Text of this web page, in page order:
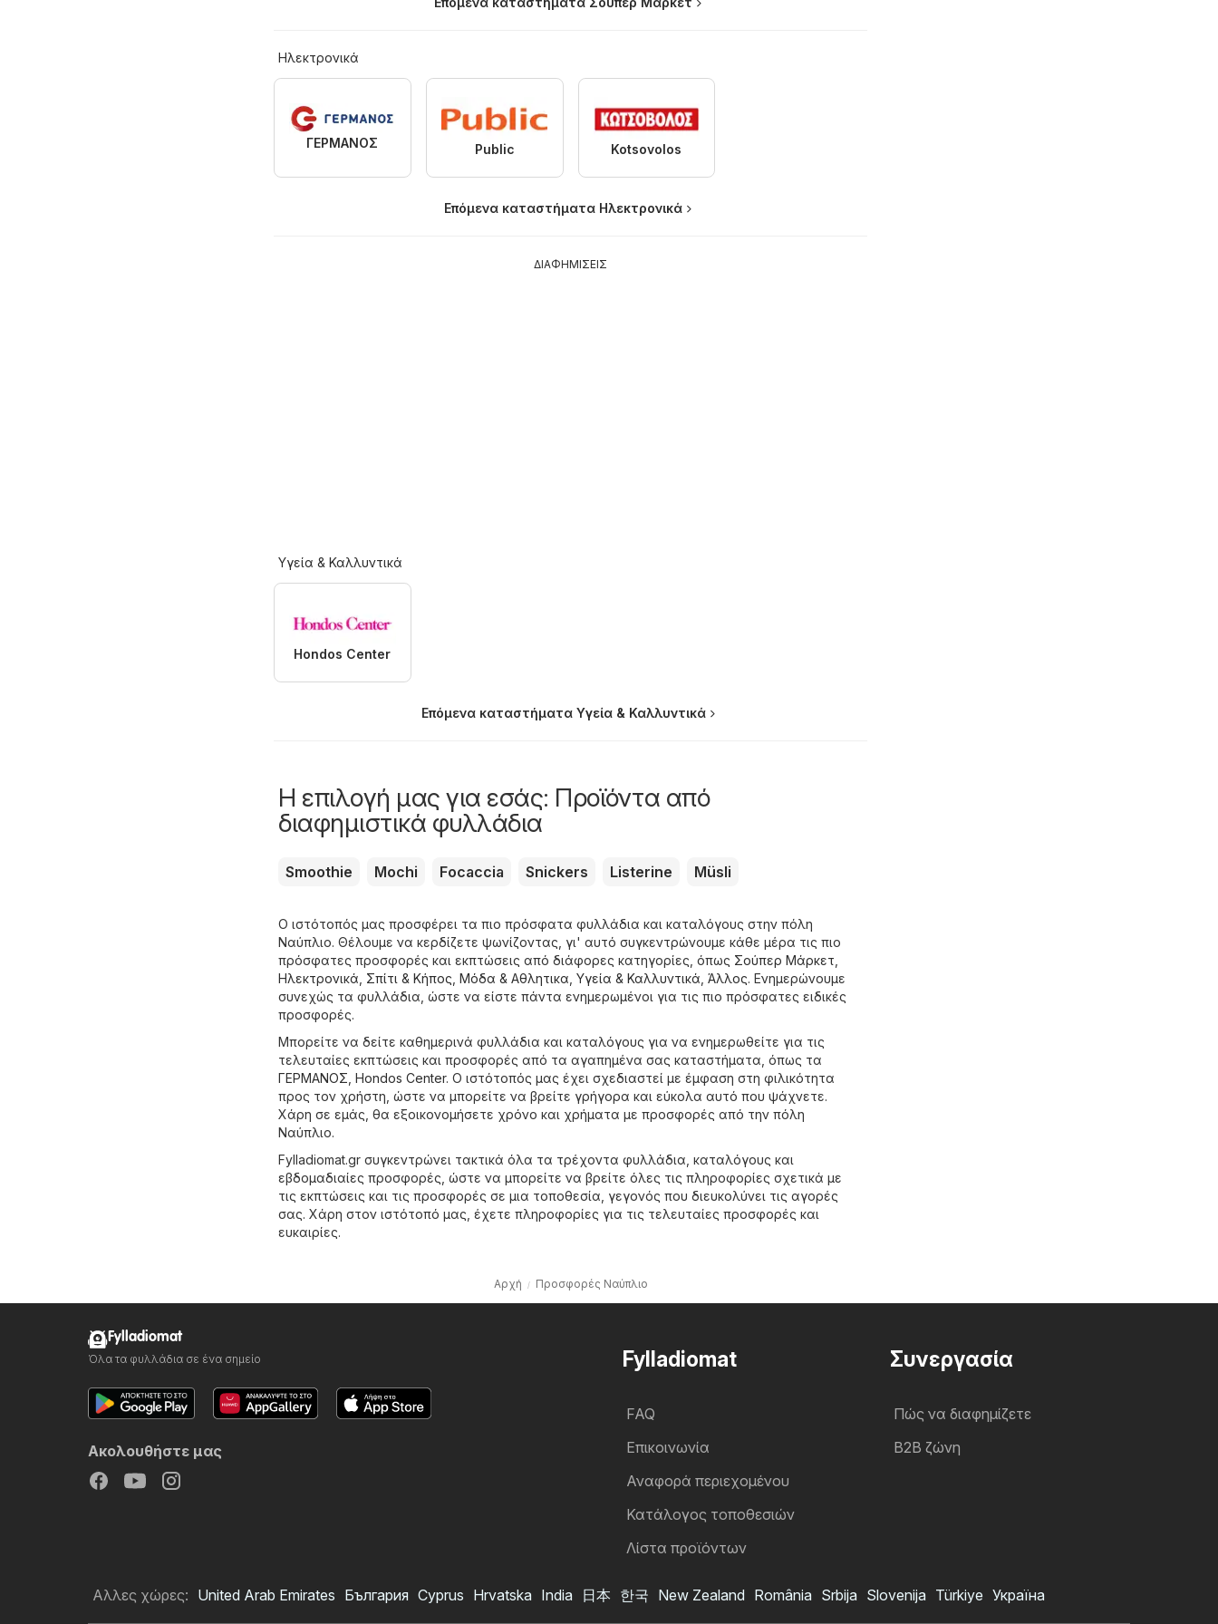
Hλεκτρονικά
ΓΕΡΜΑΝΟΣ Public Kotsovolos
Επόμενα καταστήματα Hλεκτρονικά
ΔΙΑΦΗΜΙΣΕΙΣ
Υγεία & Καλλυντικά
Hondos Center
Επόμενα καταστήματα Υγεία & Καλλυντικά
Η επιλογή μας για εσάς: Προϊόντα από
διαφημιστικά φυλλάδια
Smoothie Mochi Focaccia Snickers Listerine Müsli
Ο ιστότοπός μας προσφέρει τα πιο πρόσφατα φυλλάδια και καταλόγους στην πόλη
Ναύπλιο. Θέλουμε να κερδίζετε ψωνίζοντας, γι' αυτό συγκεντρώνουμε κάθε μέρα τις πιο
πρόσφατες προσφορές και εκπτώσεις από διάφορες κατηγορίες, όπως Σούπερ Μάρκετ
Hλεκτρονικά Σπίτι & Κήπος Μόδα & Aθλητικα Υγεία & Καλλυντικά Άλλος. Ενημερώνουμε
συνεχώς τα φυλλάδια, ώστε να είστε πάντα ενημερωμένοι για τις πιο πρόσφατες ειδικές
προσφορές.
Μπορείτε να δείτε καθημερινά φυλλάδια και καταλόγους για να ενημερωθείτε για τις
τελευταίες εκπτώσεις και προσφορές από τα αγαπημένα σας καταστήματα, όπως τα
ΓΕΡΜΑΝΟΣ Hondos Center. Ο ιστότοπός μας έχει σχεδιαστεί με έμφαση στη φιλικότητα
προς τον χρήστη, ώστε να μπορείτε να βρείτε γρήγορα και εύκολα αυτό που ψάχνετε.
Χάρη σε εμάς, θα εξοικονομήσετε χρόνο και χρήματα με προσφορές από την πόλη
Ναύπλιο.
Fylladiomat.gr συγκεντρώνει τακτικά όλα τα τρέχοντα φυλλάδια, καταλόγους και
εβδομαδιαίες προσφορές, ώστε να μπορείτε να βρείτε όλες τις πληροφορίες σχετικά με
τις εκπτώσεις και τις προσφορές σε μια τοποθεσία, γεγονός που διευκολύνει τις αγορές
σας. Χάρη στον ιστότοπό μας, έχετε πληροφορίες για τις τελευταίες προσφορές και
ευκαιρίες.
Αρχή Προσφορές Ναύπλιο
Fylladiomat
FAQ
Επικοινωνία
Αναφορά περιεχομένου
Κατάλογος τοποθεσιών
Λίστα προϊόντων
Συνεργασία
Πώς να διαφημίζετε
B2B ζώνη
Fylladiomat
Όλα τα φυλλάδια σε ένα σημείο
Ακολουθήστε μας
Αλλες χώρες: United Arab Emirates България Cyprus Hrvatska India 日本 한국 New Zealand România Srbija Slovenija Türkiye Україна